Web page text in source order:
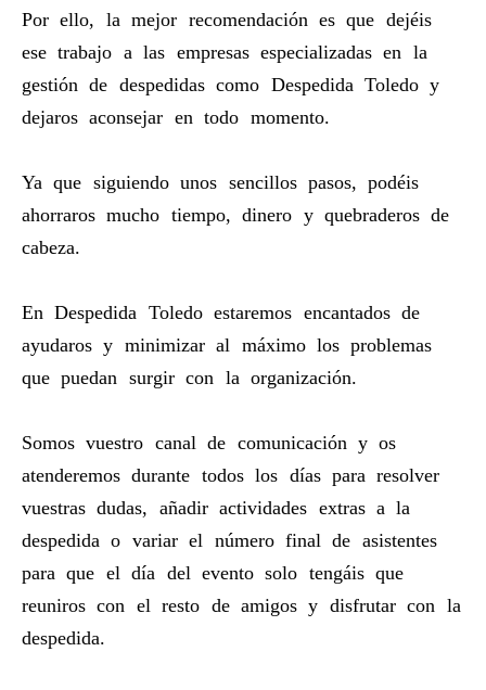
Por ello, la mejor recomendación es que dejéis
ese trabajo a las empresas especializadas en la
gestión de despedidas como Despedida Toledo y
dejaros aconsejar en todo momento.
Ya que siguiendo unos sencillos pasos, podéis
ahorraros mucho tiempo, dinero y quebraderos de
cabeza.
En Despedida Toledo estaremos encantados de
ayudaros y minimizar al máximo los problemas
que puedan surgir con la organización.
Somos vuestro canal de comunicación y os
atenderemos durante todos los días para resolver
vuestras dudas, añadir actividades extras a la
despedida o variar el número final de asistentes
para que el día del evento solo tengáis que
reuniros con el resto de amigos y disfrutar con la
despedida.